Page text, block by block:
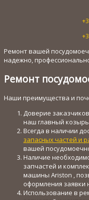
Ремонт вашей
надежно,
Ремонт
Наши преимущества и
Доверие
наш главный
Всегда в наличии
запасных частей и
вашей
Наличие
запчастей и
машины Ariston ,
оформления заявки
Использование в